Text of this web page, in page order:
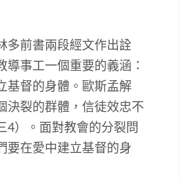
前書兩段經文作出詮
導事工一個重要的義涵：
基督的身體。歐斯孟解
決裂的群體，信徒效忠不
4）。面對教會的分裂問
要在愛中建立基督的身